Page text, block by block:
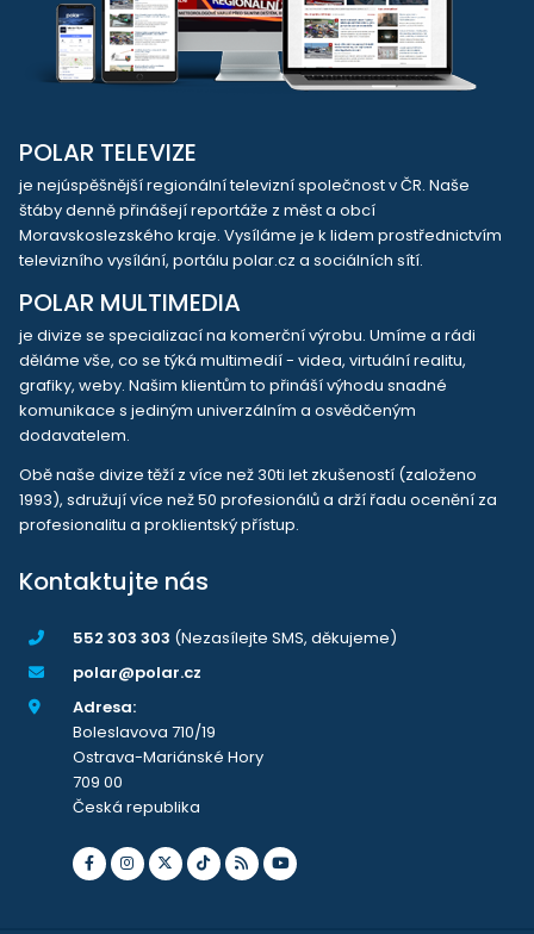
POLAR TELEVIZE
je nejúspěšnější regionální televizní společnost v ČR. Naše
štáby denně přinášejí reportáže z měst a obcí
Moravskoslezského kraje. Vysíláme je k lidem prostřednictvím
televizního vysílání, portálu polar.cz a sociálních sítí.
POLAR MULTIMEDIA
je divize se specializací na komerční výrobu. Umíme a rádi
děláme vše, co se týká multimedií - videa, virtuální realitu,
grafiky, weby. Našim klientům to přináší výhodu snadné
komunikace s jediným univerzálním a osvědčeným
dodavatelem.
Obě naše divize těží z více než 30ti let zkušeností (založeno
1993), sdružují více než 50 profesionálů a drží řadu ocenění za
profesionalitu a proklientský přístup.
Kontaktujte nás
552 303 303 (Nezasílejte SMS, děkujeme)
polar@polar.cz
Adresa:
Boleslavova 710/19
Ostrava-Mariánské Hory
709 00
Česká republika